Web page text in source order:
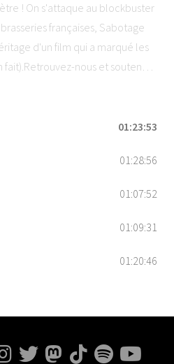
! On s'attaque au blockbuster
françaises, Sabotage
d'un film qui a marqué les
fait).Retrouvez-nous et soutenez
01:23:53
01:28:56
01:07:52
01:09:31
01:20:46